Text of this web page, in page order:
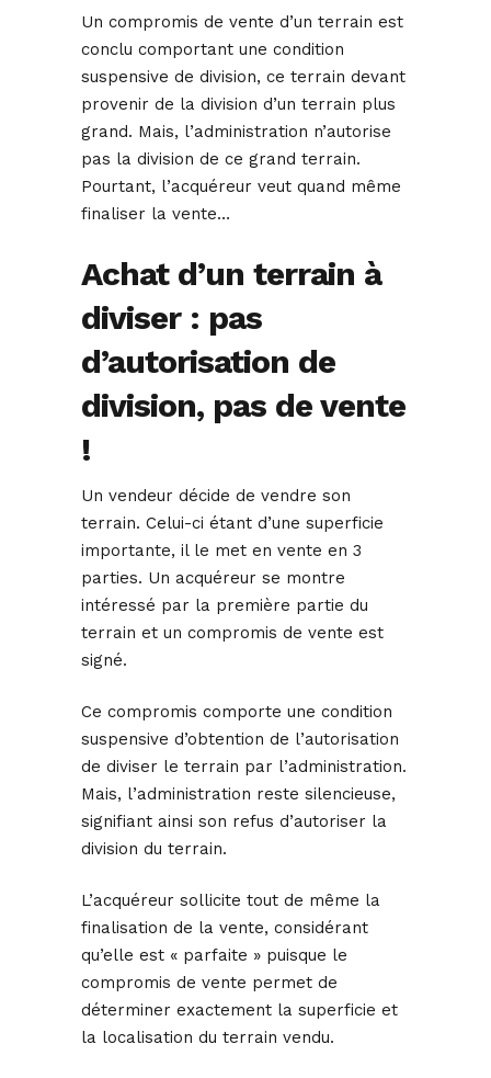
Un compromis de vente d’un terrain est
conclu comportant une condition
suspensive de division, ce terrain devant
provenir de la division d’un terrain plus
grand. Mais, l’administration n’autorise
pas la division de ce grand terrain.
Pourtant, l’acquéreur veut quand même
finaliser la vente…
Achat d’un terrain à
diviser : pas
d’autorisation de
division, pas de vente
!
Un vendeur décide de vendre son
terrain. Celui-ci étant d’une superficie
importante, il le met en vente en 3
parties. Un acquéreur se montre
intéressé par la première partie du
terrain et un compromis de vente est
signé.
Ce compromis comporte une condition
suspensive d’obtention de l’autorisation
de diviser le terrain par l’administration.
Mais, l’administration reste silencieuse,
signifiant ainsi son refus d’autoriser la
division du terrain.
L’acquéreur sollicite tout de même la
finalisation de la vente, considérant
qu’elle est « parfaite » puisque le
compromis de vente permet de
déterminer exactement la superficie et
la localisation du terrain vendu.